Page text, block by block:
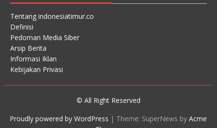
Tentang indonesiatimur.co
Definisi
Pedoman Media Siber
Arsip Berita
Informasi Iklan
Kebijakan Privasi
© All Right Reserved
Proudly powered by WordPress | Theme: SuperNews byAcme